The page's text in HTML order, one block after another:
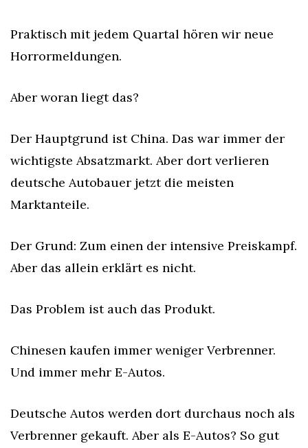
Praktisch mit jedem Quartal hören wir neue
Horrormeldungen.
Aber woran liegt das?
Der Hauptgrund ist China. Das war immer der
wichtigste Absatzmarkt. Aber dort verlieren
deutsche Autobauer jetzt die meisten
Marktanteile.
Der Grund: Zum einen der intensive Preiskampf.
Aber das allein erklärt es nicht.
Das Problem ist auch das Produkt.
Chinesen kaufen immer weniger Verbrenner.
Und immer mehr E-Autos.
Deutsche Autos werden dort durchaus noch als
Verbrenner gekauft. Aber als E-Autos? So gut